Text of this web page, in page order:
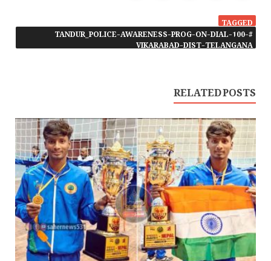
TAGGED
#TANDUR_POLICE-AWARENESS-PROG-ON-DIAL-100-
VIKARABAD-DIST-TELANGANA
RELATED POSTS